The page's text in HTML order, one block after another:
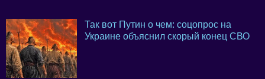
Так вот Путин о чем: соцопрос на
Украине объяснил скорый конец СВО